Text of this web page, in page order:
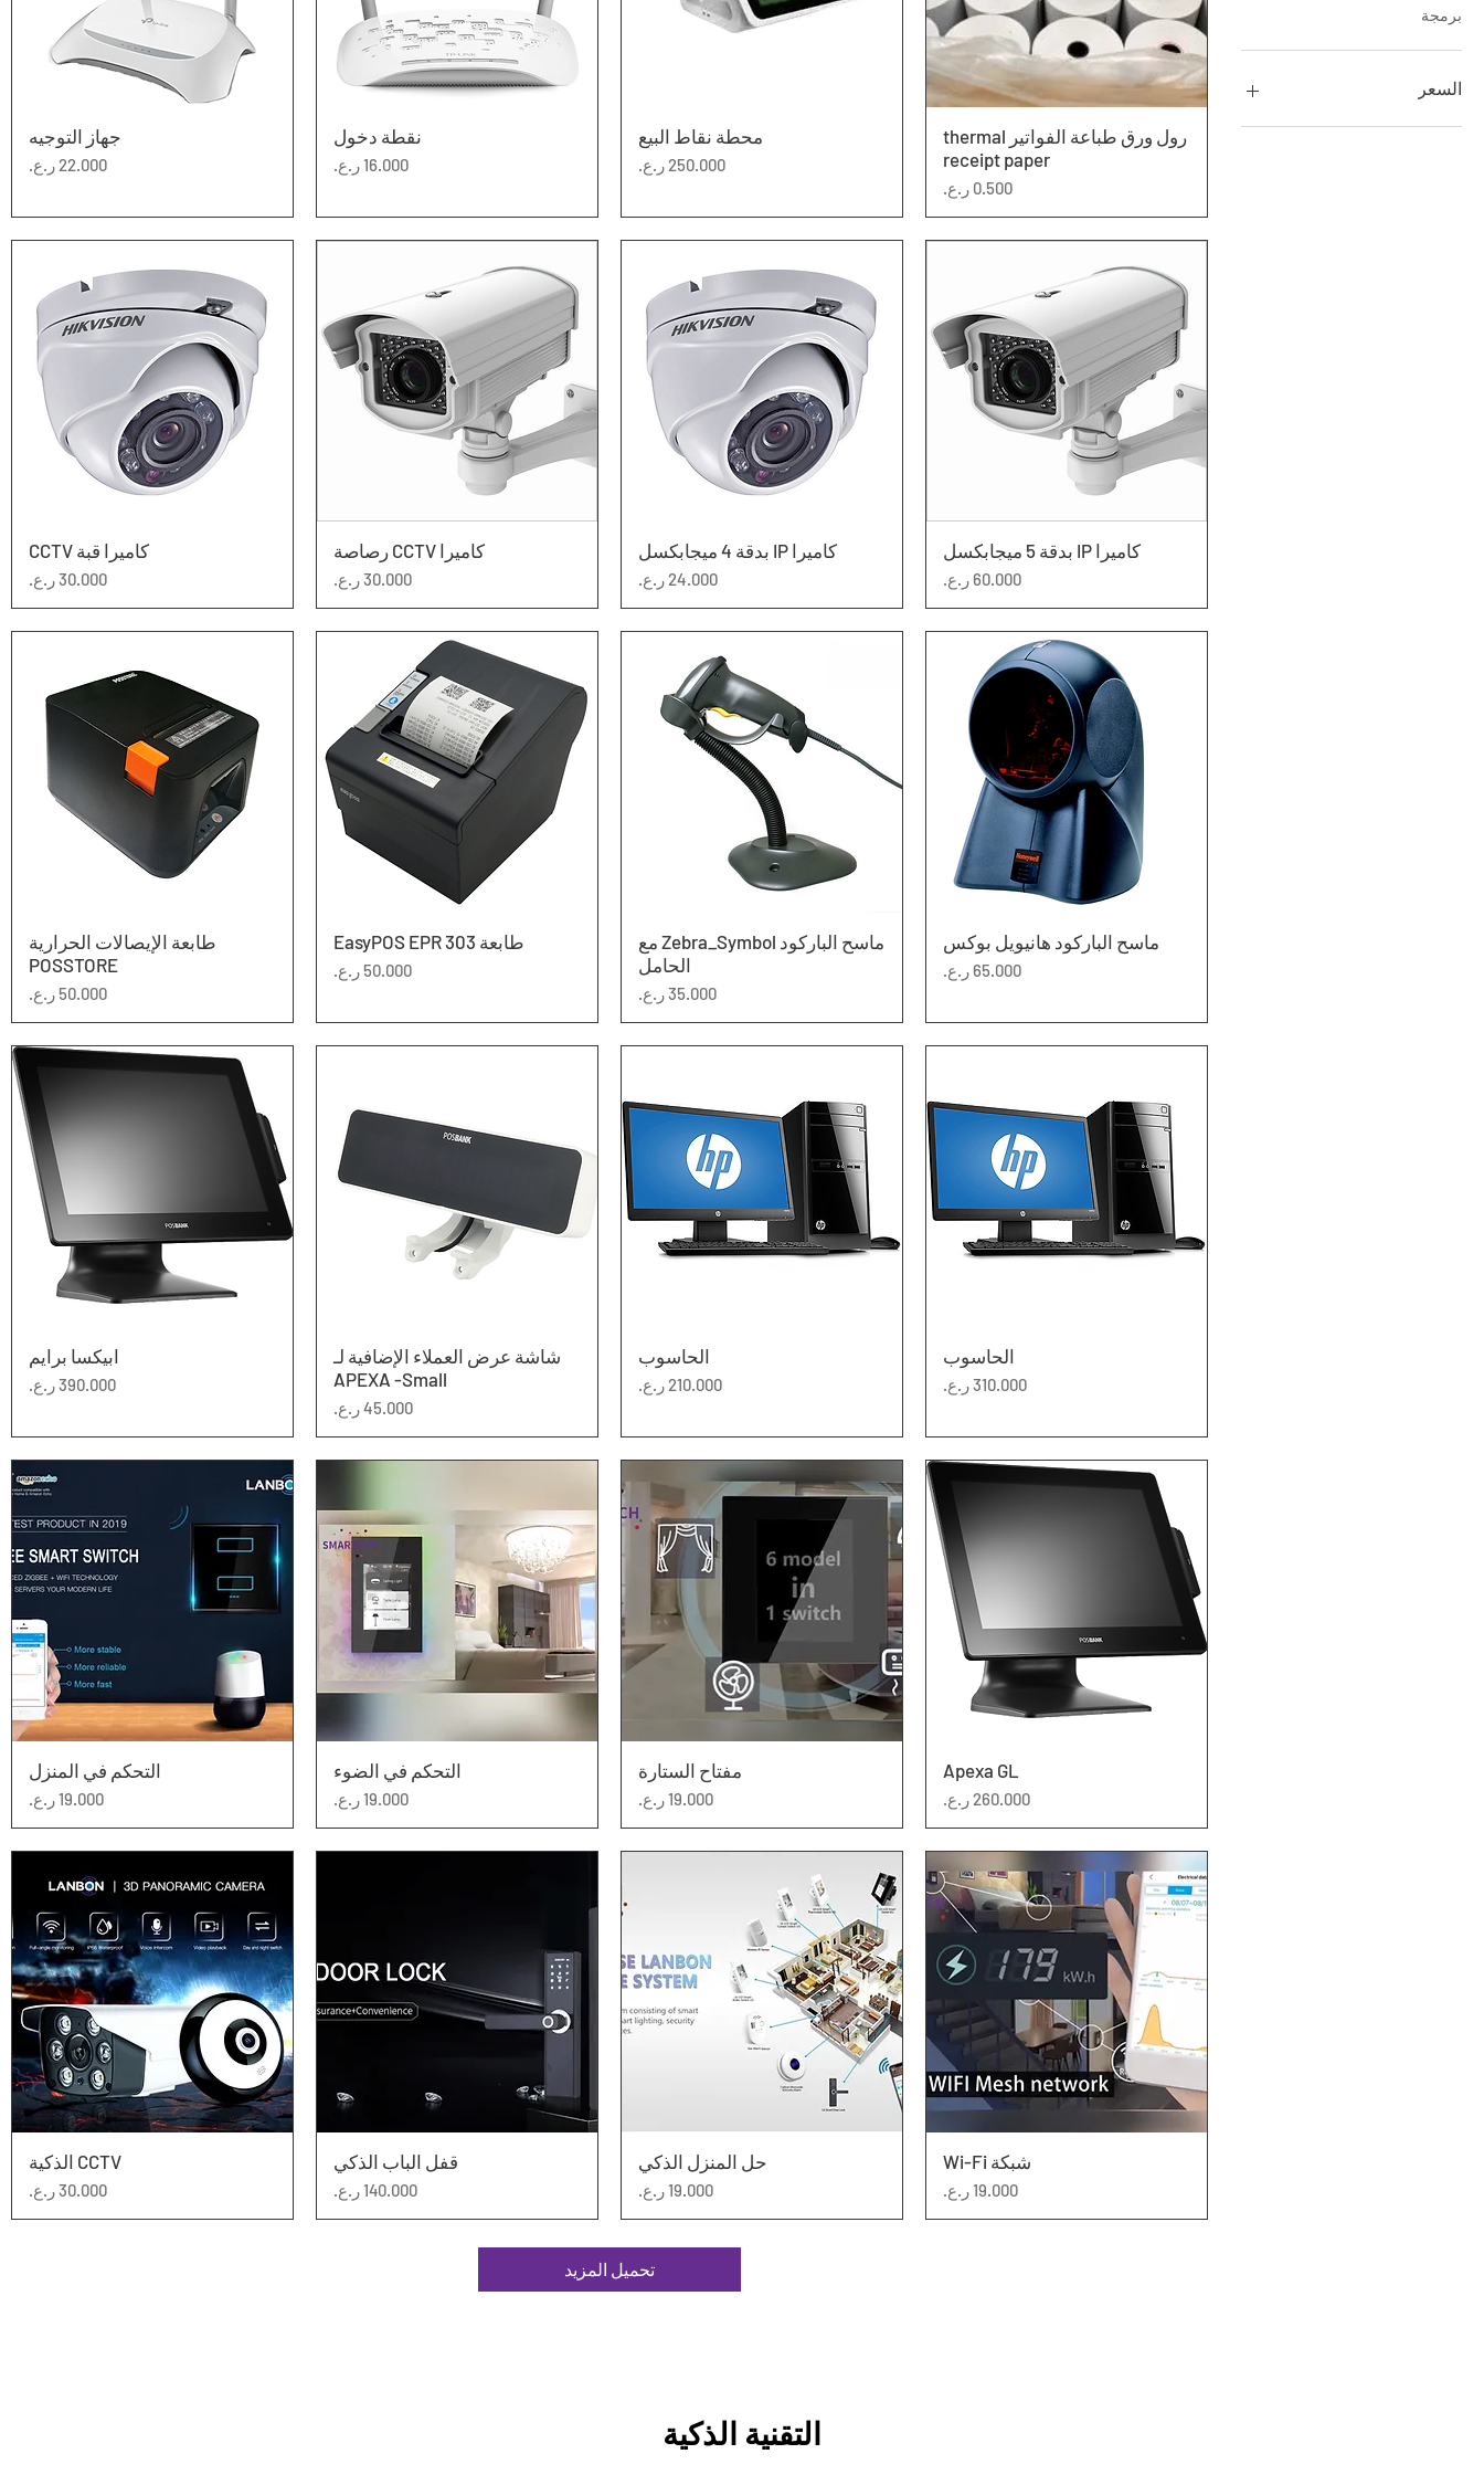
برمجة
السعر
العرض السريع
رول ورق طباعة الفواتير thermal
receipt paper
السعر
العرض السريع
محطة نقاط البيع
السعر
العرض السريعنقطة دخول
السعر
العرض السريعجهاز التوجيه
السعر
العرض السريعكاميرا IP بدقة 5 ميجابكسل
السعر
العرض السريعكاميرا IP بدقة 4 ميجابكسل
السعر
العرض السريع
كاميرا CCTV رصاصة
السعر
العرض السريع
كاميرا قبة CCTV
السعر
العرض السريع
ماسح الباركود هانيويل بوكس
السعر
العرض السريع
ماسح الباركود Zebra_Symbol مع
الحامل
السعر
العرض السريع
طابعة EasyPOS EPR 303
السعر
العرض السريع
طابعة الإيصالات الحرارية
POSSTORE
السعر
الحاسوب
السعر
الحاسوب
السعر
العرض السريع
شاشة عرض العملاء الإضافية لـ
APEXA -Small
السعر
العرض السريعابيكسا برايم
السعر
Apexa GL
السعر
العرض السريعمفتاح الستارة
السعر
العرض السريع
التحكم في الضوء
السعر
العرض السريع
التحكم في المنزل
السعر
العرض السريعشبكة Wi-Fi
السعر
العرض السريع
حل المنزل الذكي
السعر
العرض السريع
قفل الباب الذكي
السعر
العرض السريعCCTV الذكية
السعر
تحميل المزيد
التقنية الذكية